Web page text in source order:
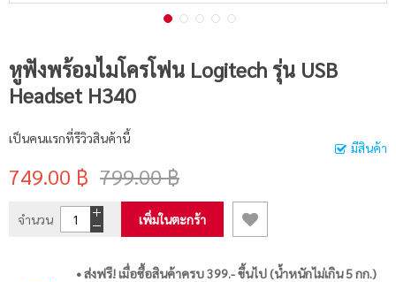
หูฟังพร้อมไมโครโฟน Logitech รุ่น USB
Headset H340
มีสินค้า
เป็นคนแรกที่รีวิวสินค้านี้
749.00 ฿ 799.00 ฿
จำนวน เพิ่มในตะกร้า
• ส่งฟรี! เมื่อซื้อสินค้าครบ 399.- ขึ้นไป (น้ำหนักไม่เกิน 5 กก.)